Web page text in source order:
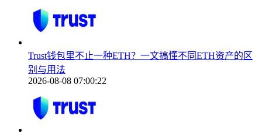
Trust钱包里不止一种ETH？一文搞懂不同ETH资产的区
别与用法
2026-08-08 07:00:22